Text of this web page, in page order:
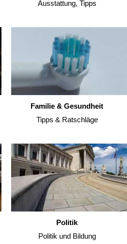
Ausstattung, Tipps
Familie & Gesundheit
Tipps & Ratschläge
Politik
Politik und Bildung